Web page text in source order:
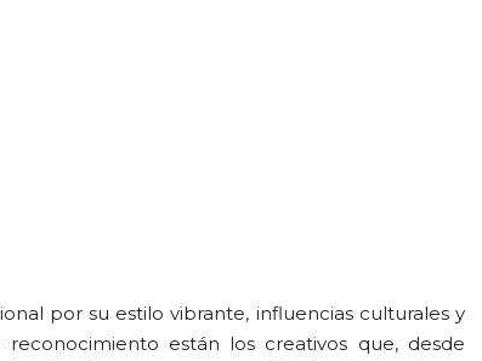
por su estilo vibrante, influencias culturales y
están los creativos que, desde